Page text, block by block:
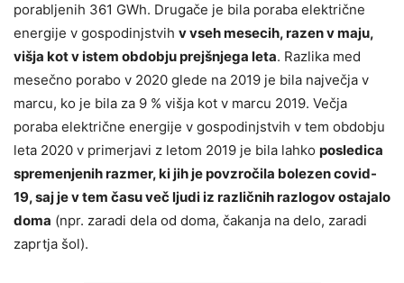
porabljenih 361 GWh. Drugače je bila poraba električne
energije v gospodinjstvih v vseh mesecih, razen v maju,
višja kot v istem obdobju prejšnjega leta. Razlika med
mesečno porabo v 2020 glede na 2019 je bila največja v
marcu, ko je bila za 9 % višja kot v marcu 2019. Večja
poraba električne energije v gospodinjstvih v tem obdobju
leta 2020 v primerjavi z letom 2019 je bila lahko posledica
spremenjenih razmer, ki jih je povzročila bolezen covid-
19, saj je v tem času več ljudi iz različnih razlogov ostajalo
doma (npr. zaradi dela od doma, čakanja na delo, zaradi
zaprtja šol).